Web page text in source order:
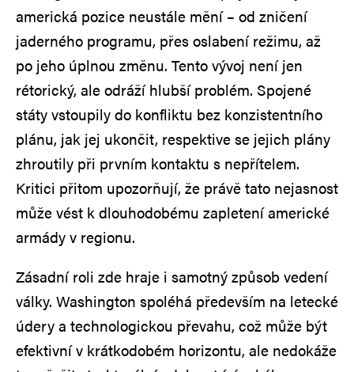
americká pozice neustále mění – od zničení
jaderného programu, přes oslabení režimu, až
po jeho úplnou změnu. Tento vývoj není jen
rétorický, ale odráží hlubší problém. Spojené
státy vstoupily do konfliktu bez konzistentního
plánu, jak jej ukončit, respektive se jejich plány
zhroutily při prvním kontaktu s nepřítelem.
Kritici přitom upozorňují, že právě tato nejasnost
může vést k dlouhodobému zapletení americké
armády v regionu.
Zásadní roli zde hraje i samotný způsob vedení
války. Washington spoléhá především na letecké
údery a technologickou převahu, což může být
efektivní v krátkodobém horizontu, ale nedokáže